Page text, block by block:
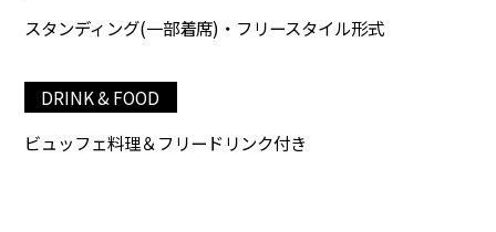
スタンディング(一部着席)・フリースタイル形式
DRINK & FOOD
ビュッフェ料理＆フリードリンク付き